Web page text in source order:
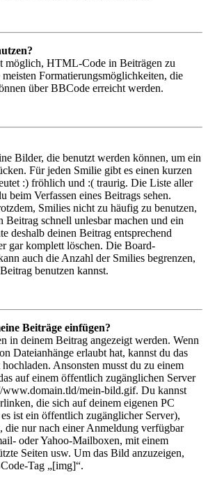
möglich, HTML-Code in Beiträgen zu
Formatierungsmöglichkeiten, die
über BBCode erreicht werden.
Bilder, die benutzt werden können, um ein
Für jeden Smilie gibt es einen kurzen
:) fröhlich und :( traurig. Die Liste aller
beim Verfassen eines Beitrags sehen.
Smilies nicht zu häufig zu benutzen,
Beitrag schnell unlesbar machen und ein
deshalb deinen Beitrag entsprechend
gar komplett löschen. Die Board-
auch die Anzahl der Smilies begrenzen,
benutzen kannst.
Beiträge einfügen?
in deinem Beitrag angezeigt werden. Wenn
Dateianhänge erlaubt hat, kannst du das
Ansonsten musst du zu einem
auf einem öffentlich zugänglichen Server
mein-bild.gif. Du kannst
die sich auf deinem eigenen PC
ist ein öffentlich zugänglicher Server),
die nur nach einer Anmeldung verfügbar
oder Yahoo-Mailboxen, mit einem
Seiten usw. Um das Bild anzuzeigen,
Tag „[img]“.